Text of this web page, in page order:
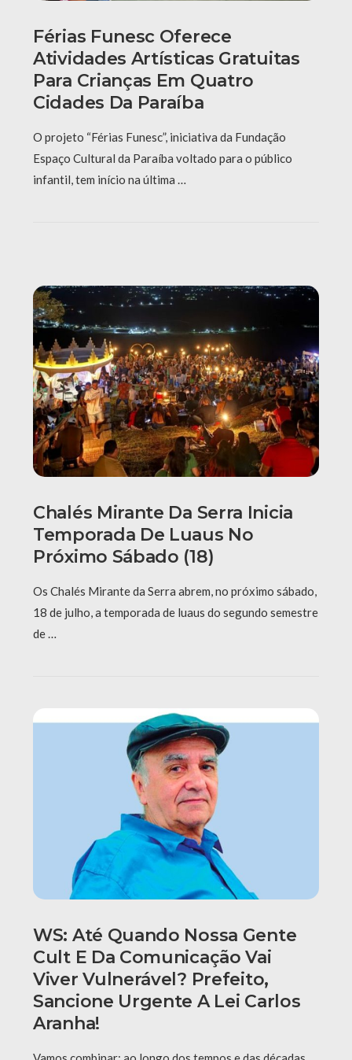
Férias Funesc Oferece
Atividades Artísticas Gratuitas
Para Crianças Em Quatro
Cidades Da Paraíba
O projeto “Férias Funesc”, iniciativa da Fundação
Espaço Cultural da Paraíba voltado para o público
infantil, tem início na última …
Chalés Mirante Da Serra Inicia
Temporada De Luaus No
Próximo Sábado (18)
Os Chalés Mirante da Serra abrem, no próximo sábado,
18 de julho, a temporada de luaus do segundo semestre
de …
WS: Até Quando Nossa Gente
Cult E Da Comunicação Vai
Viver Vulnerável? Prefeito,
Sancione Urgente A Lei Carlos
Aranha!